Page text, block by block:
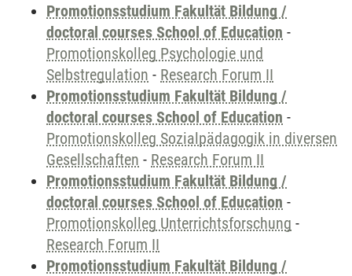
Promotionsstudium Fakultät Bildung /
doctoral courses School of Education -
Promotionskolleg Psychologie und
Selbstregulation - Research Forum II
Promotionsstudium Fakultät Bildung /
doctoral courses School of Education -
Promotionskolleg Sozialpädagogik in diversen
Gesellschaften - Research Forum II
Promotionsstudium Fakultät Bildung /
doctoral courses School of Education -
Promotionskolleg Unterrichtsforschung -
Research Forum II
Promotionsstudium Fakultät Bildung /